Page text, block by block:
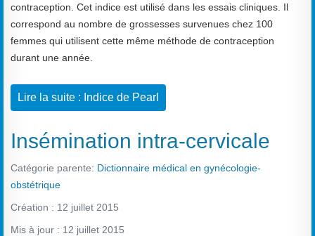
contraception. Cet indice est utilisé dans les essais cliniques. Il
correspond au nombre de grossesses survenues chez 100
femmes qui utilisent cette même méthode de contraception
durant une année.
Lire la suite : Indice de Pearl
Insémination intra-cervicale
Catégorie parente: Dictionnaire médical en gynécologie-
obstétrique
Création : 12 juillet 2015
Mis à jour : 12 juillet 2015